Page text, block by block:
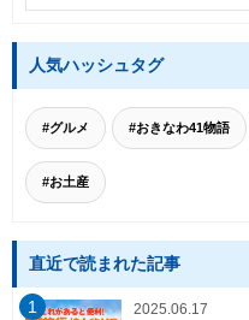
人気ハッシュタグ
#グルメ #おきなわ41物語
#お土産
直近で読まれた記事
1
2025.06.17